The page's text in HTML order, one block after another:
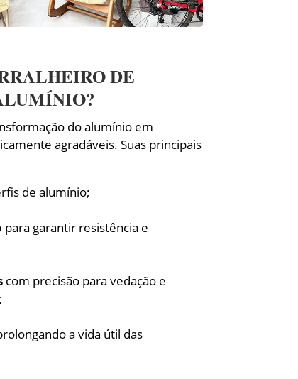
DE
do alumínio em
agradáveis. Suas principais
de alumínio;
para garantir resistência e
com precisão para vedação e
a vida útil das